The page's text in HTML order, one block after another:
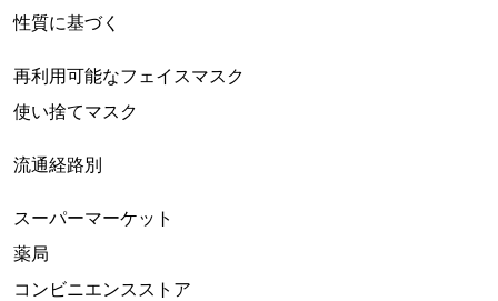
性質に基づく
再利用可能なフェイスマスク
使い捨てマスク
流通経路別
スーパーマーケット
薬局
コンビニエンスストア